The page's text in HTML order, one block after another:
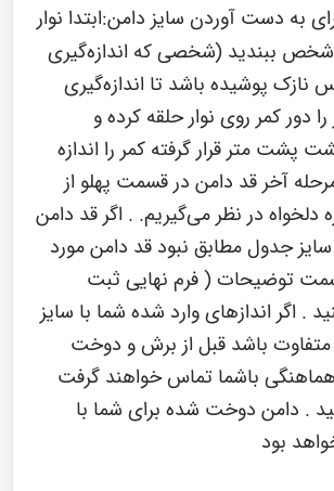
به دست آوردن سایز دامن:ابتدا نوار
شخص ببندید (شخصی که اندازه‌گیری
نازک پوشیده باشد تا اندازه‌گیری
دور کمر روی نوار حلقه کرده و
پشت متر قرار گرفته کمر را اندازه
آخر قد دامن در قسمت پهلو از
دلخواه در نظر می‌گیریم. . اگر قد دامن
جدول مطابق نبود قد دامن مورد
توضیحات ( فرم نهایی ثبت
. اگر اندازهای وارد شده شما با سایز
متفاوت باشد قبل از برش و دوخت
باشما تماس خواهند گرفت
. دامن دوخت شده برای شما با